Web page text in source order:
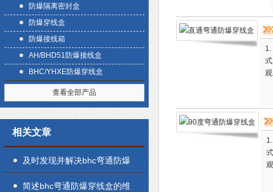
防爆隔离密封盒
防爆穿线盒
防爆接线箱
AH/BHD51防爆接线盒
BHC/YHXE防爆穿线盒
查看全部产品
相关文章
及时发现并解决bhc弯通防爆
穿线盒故障才能保障电气系统
简述bhc弯通防爆穿线盒的维